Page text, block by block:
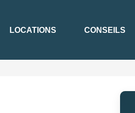
LOCATIONS CONSEILS